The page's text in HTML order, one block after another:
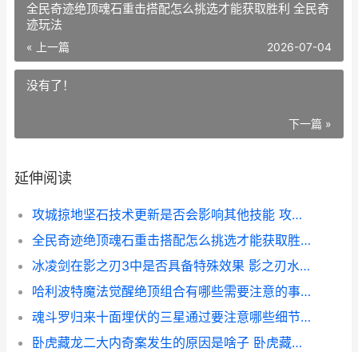
全民奇迹绝顶魂石重击搭配怎么挑选才能获取胜利 全民奇
迹玩法
« 上一篇 2026-07-04
没有了！
下一篇 »
延伸阅读
攻城掠地坚石技术更新是否会影响其他技能 攻城掠地坚石技能怎么用
全民奇迹绝顶魂石重击搭配怎么挑选才能获取胜利 全民奇迹玩法
冰凌剑在影之刃3中是否具备特殊效果 影之刃水冰淼
哈利波特魔法觉醒绝顶组合有哪些需要注意的事项 哈利波特魔法觉醒华为渠道服
魂斗罗归来十面埋伏的三星通过要注意哪些细节 魂斗罗归来107值得拥有吗
卧虎藏龙二大内奇案发生的原因是啥子 卧虎藏龙2简介